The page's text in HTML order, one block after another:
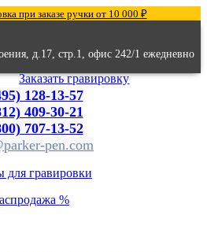
при заказе ручки от 10 000 ₽
д.17, стр.1, офис 242/1 ежедневно
128-13-57
409-30-21
707-13-52
pen.com
для гравировки
%
Заказать гравировку